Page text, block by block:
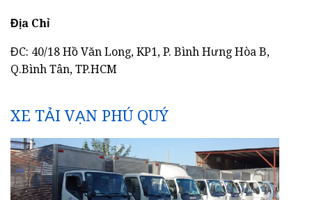
Địa Chỉ
ĐC: 40/18 Hồ Văn Long, KP1, P. Bình Hưng Hòa B,
Q.Bình Tân, TP.HCM
XE TẢI VẠN PHÚ QUÝ